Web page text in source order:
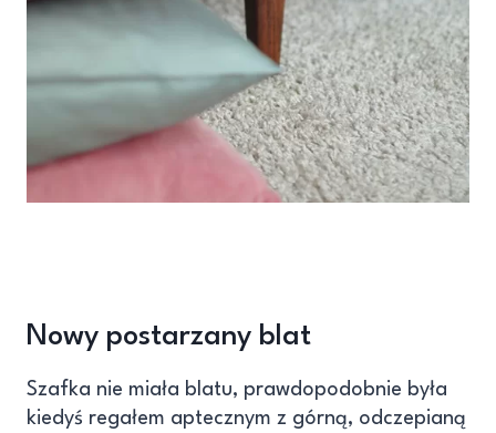
Nowy postarzany blat
Szafka nie miała blatu, prawdopodobnie była
kiedyś regałem aptecznym z górną, odczepianą